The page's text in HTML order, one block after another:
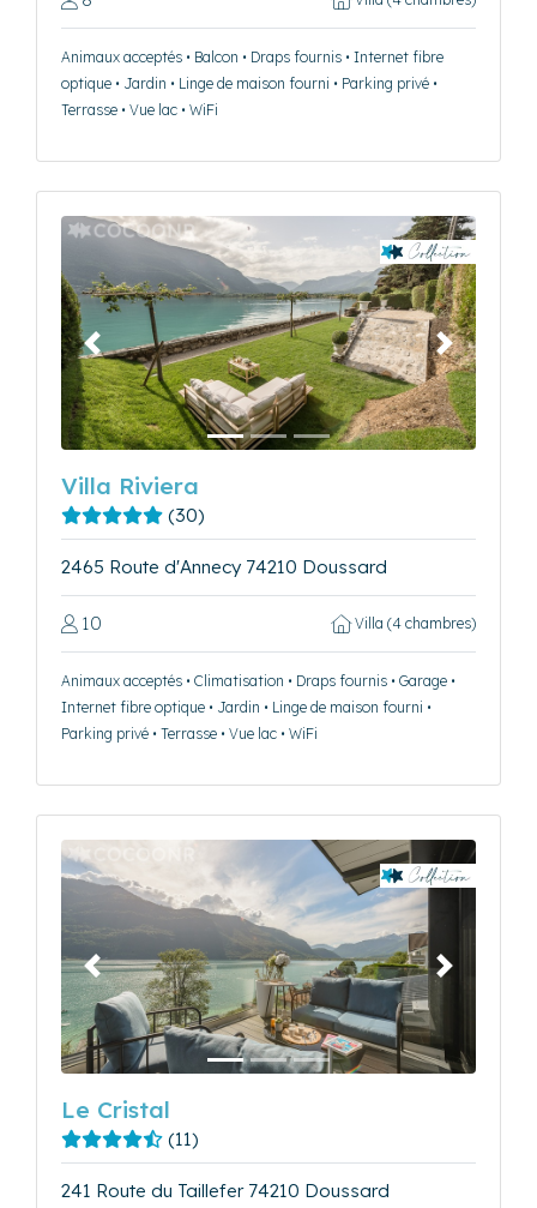
Animaux acceptés • Balcon • Draps fournis • Internet fibre
optique • Jardin • Linge de maison fourni • Parking privé •
Terrasse • Vue lac • WiFi
Précédent Suivant
Villa Riviera
(30)
2465 Route d'Annecy 74210 Doussard
10 Villa (4 chambres)
Animaux acceptés • Climatisation • Draps fournis • Garage •
Internet fibre optique • Jardin • Linge de maison fourni •
Parking privé • Terrasse • Vue lac • WiFi
Précédent Suivant
Le Cristal
(11)
241 Route du Taillefer 74210 Doussard